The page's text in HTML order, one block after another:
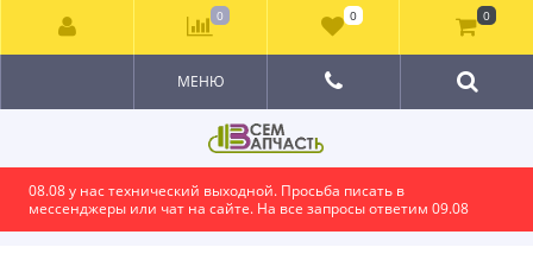
08.08 у нас технический выходной. Просьба писать в
мессенджеры или чат на сайте. На все запросы ответим 09.08
МЕНЮ
0 0 0